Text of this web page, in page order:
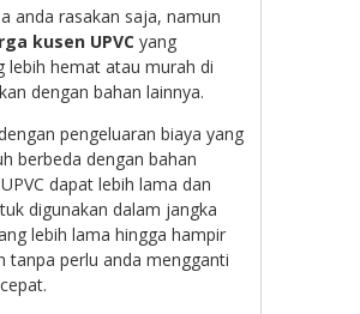
anda rasakan saja, namun
kusen UPVC yang
lebih hemat atau murah di
dengan bahan lainnya.
pengeluaran biaya yang
berbeda dengan bahan
dapat lebih lama dan
digunakan dalam jangka
lebih lama hingga hampir
tanpa perlu anda mengganti